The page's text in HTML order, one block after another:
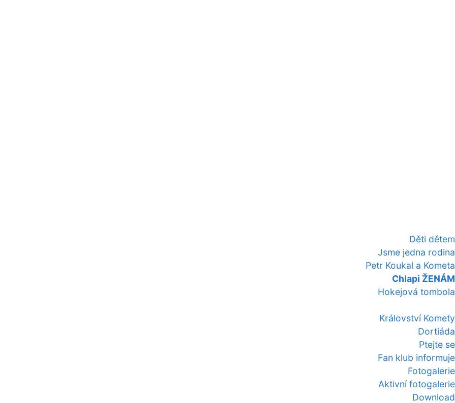
Děti dětem
Jsme jedna rodina
Petr Koukal a Kometa
Chlapi ŽENÁM
Hokejová tombola
Království Komety
Dortiáda
Ptejte se
Fan klub informuje
Fotogalerie
Aktivní fotogalerie
Download